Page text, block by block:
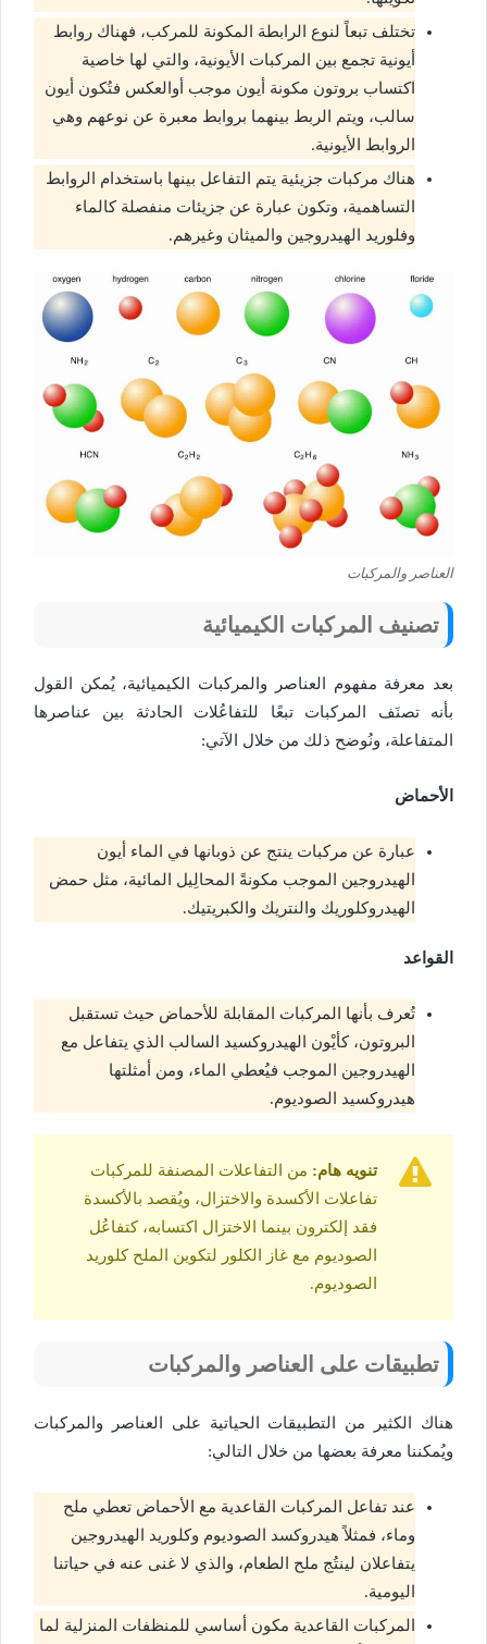
تختلف تبعاً لنوع الرابطة المكونة للمركب، فهناك روابط
أيونية تجمع بين المركبات الأيونية، والتي لها خاصية
اكتساب بروتون مكونة أيون موجب أوالعكس فتُكون أيون
سالب، ويتم الربط بينهما بروابط معبرة عن نوعهم وهي
الروابط الأيونية.
هناك مركبات جزيئية يتم التفاعل بينها باستخدام الروابط
التساهمية، وتكون عبارة عن جزيئات منفصلة كالماء
وفلوريد الهيدروجين والميثان وغيرهم.
العناصر والمركبات
تصنيف المركبات الكيميائية
بعد معرفة مفهوم العناصر والمركبات الكيميائية، يُمكن القول
بأنه تصنَف المركبات تبعًا للتفاعُلات الحادثة بين عناصرها
المتفاعلة، ونُوضح ذلك من خلال الآتي:
الأحماض
عبارة عن مركبات ينتج عن ذوبانها في الماء أيون
الهيدروجين الموجب مكونةً المحالِيل المائية، مثل حمض
الهيدروكلوريك والنتريك والكبريتيك.
القواعد
تُعرف بأنها المركبات المقابلة للأحماض حيث تستقبل
البروتون، كأيْون الهيدروكسيد السالب الذي يتفاعل مع
الهيدروجين الموجب فيُعطي الماء، ومن أمثلتها
هيدروكسيد الصوديوم.
تنويه هام: من التفاعلات المصنفة للمركبات
تفاعلات الأكسدة والاختزال، ويُقصد بالأكسدة
فقد إلكترون بينما الاختزال اكتسابه، كتفاعُل
الصوديوم مع غاز الكلور لتكوين الملح كلوريد
الصوديوم.
تطبيقات على العناصر والمركبات
هناك الكثير من التطبيقات الحياتية على العناصر والمركبات
ويُمكننا معرفة بعضها من خلال التالي:
عند تفاعل المركبات القاعدية مع الأحماض تعطي ملح
وماء، فمثلاً هيدروكسد الصوديوم وكلوريد الهيدروجين
يتفاعلان لينتُج ملح الطعام، والذي لا غنى عنه في حياتنا
اليومية.
المركبات القاعدية مكون أساسي للمنظفات المنزلية لما